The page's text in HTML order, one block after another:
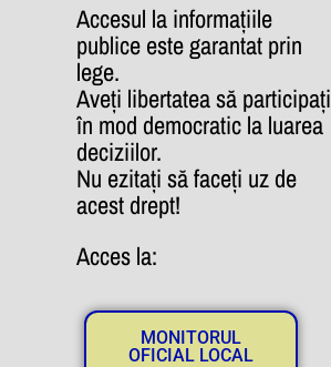
Accesul la informațiile
publice este garantat prin
lege.
Aveți libertatea să participați
în mod democratic la luarea
deciziilor.
Nu ezitați să faceți uz de
acest drept!
Acces la:
MONITORUL
OFICIAL LOCAL